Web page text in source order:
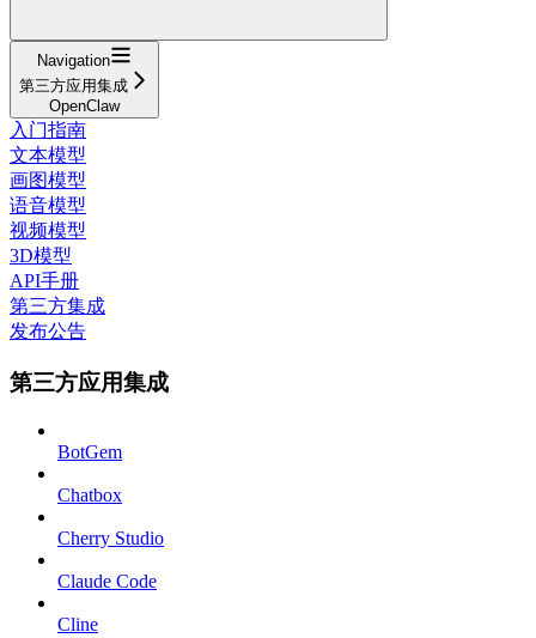
Navigation
第三方应用集成
OpenClaw
入门指南
文本模型
画图模型
语音模型
视频模型
3D模型
API手册
第三方集成
发布公告
第三方应用集成
BotGem
Chatbox
Cherry Studio
Claude Code
Cline